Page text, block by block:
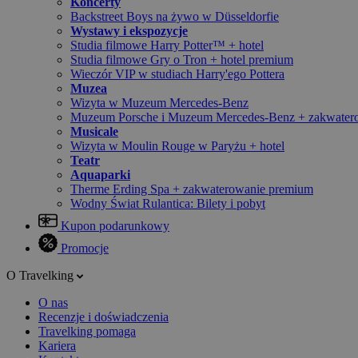
Backstreet Boys na żywo w Düsseldorfie
Wystawy i ekspozycje
Studia filmowe Harry Potter™ + hotel
Studia filmowe Gry o Tron + hotel premium
Wieczór VIP w studiach Harry'ego Pottera
Muzea
Wizyta w Muzeum Mercedes-Benz
Muzeum Porsche i Muzeum Mercedes-Benz +
Musicale
Wizyta w Moulin Rouge w Paryżu + hotel
Teatr
Aquaparki
Therme Erding Spa + zakwaterowanie premium
Wodny Świat Rulantica: Bilety i pobyt
Kupon podarunkowy
Promocje
O Travelking
O nas
Recenzje i doświadczenia
Travelking pomaga
Kariera